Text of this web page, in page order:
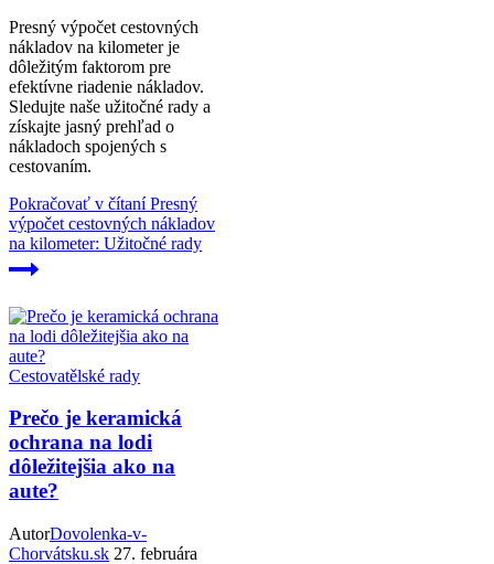
Presný výpočet cestovných
nákladov na kilometer je
dôležitým faktorom pre
efektívne riadenie nákladov.
Sledujte naše užitočné rady a
získajte jasný prehľad o
nákladoch spojených s
cestovaním.
Pokračovať v čítaníPresný
výpočet cestovných nákladov
na kilometer: Užitočné rady
Cestovatělské rady
Prečo je keramická
ochrana na lodi
dôležitejšia ako na
aute?
AutorDovolenka-v-
Chorvátsku.sk 27. februára